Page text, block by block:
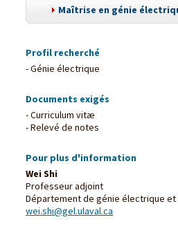
Maîtrise en génie
Profil recherché
- Génie électrique
Documents exigés
- Curriculum vitæ
- Relevé de notes
Pour plus d'information
Wei Shi
Professeur adjoint
Département de génie électrique
wei.shi@gel.ulaval.ca